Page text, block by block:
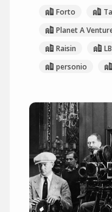
Forto
Planet A
Raisin
personio